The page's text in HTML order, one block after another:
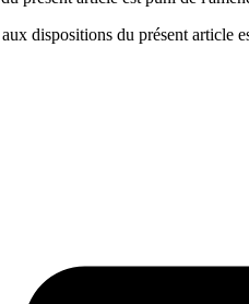
dispositions du présent article